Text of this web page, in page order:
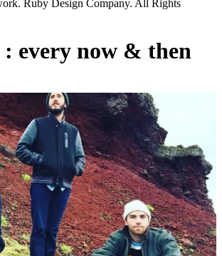
Ruby Design Company. All Rights
every now & then